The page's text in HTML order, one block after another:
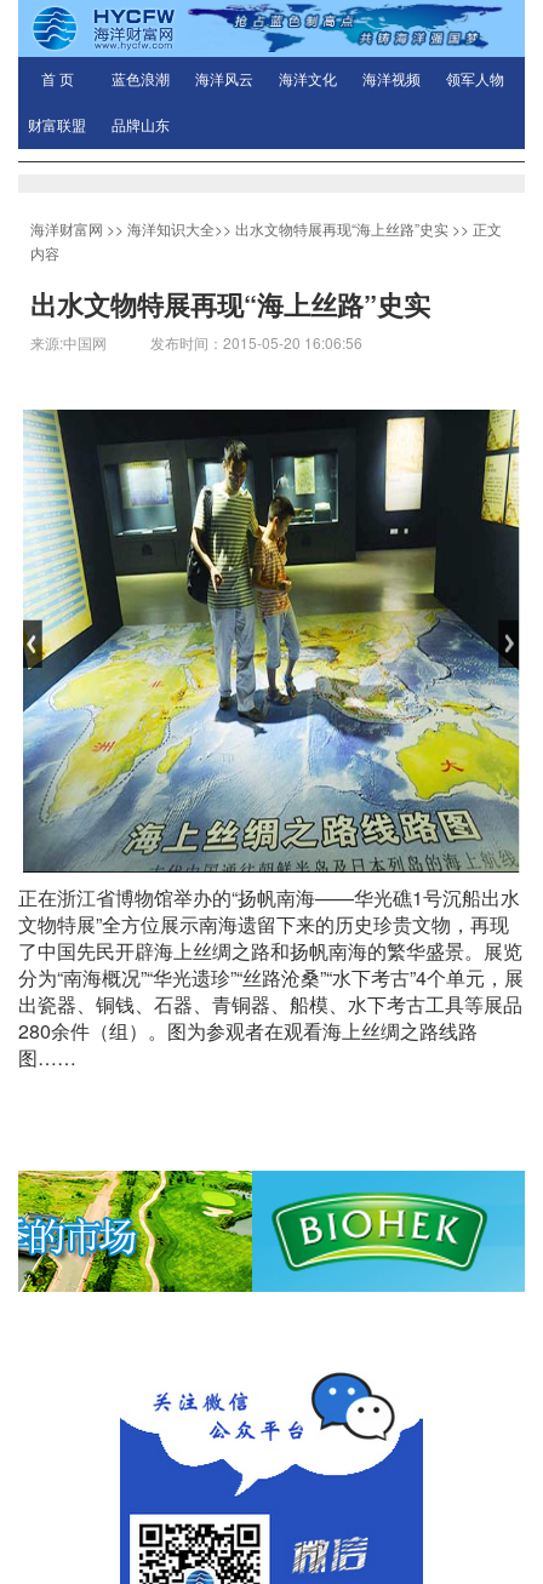
首 页 蓝色浪潮 海洋风云 海洋文化 海洋视频 领军人物
财富联盟 品牌山东
海洋财富网 >> 海洋知识大全>> 出水文物特展再现“海上丝路”史实 >> 正文
内容
出水文物特展再现“海上丝路”史实
来源:中国网 发布时间：2015-05-20 16:06:56
正在浙江省博物馆举办的“扬帆南海——华光礁1号沉船出水
文物特展”全方位展示南海遗留下来的历史珍贵文物，再现
了中国先民开辟海上丝绸之路和扬帆南海的繁华盛景。展览
分为“南海概况”“华光遗珍”“丝路沧桑”“水下考古”4个单元，展
出瓷器、铜钱、石器、青铜器、船模、水下考古工具等展品
280余件（组）。图为参观者在观看海上丝绸之路线路
图……